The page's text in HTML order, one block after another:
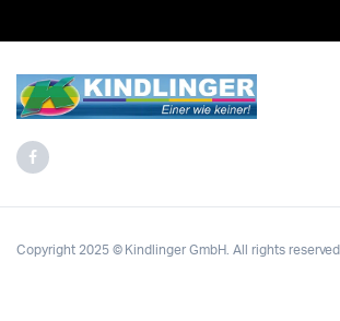
Copyright 2025 © Kindlinger GmbH. All rights reserved.